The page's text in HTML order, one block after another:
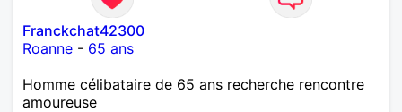
Franckchat42300
Roanne - 65 ans
Homme célibataire de 65 ans recherche rencontre
amoureuse